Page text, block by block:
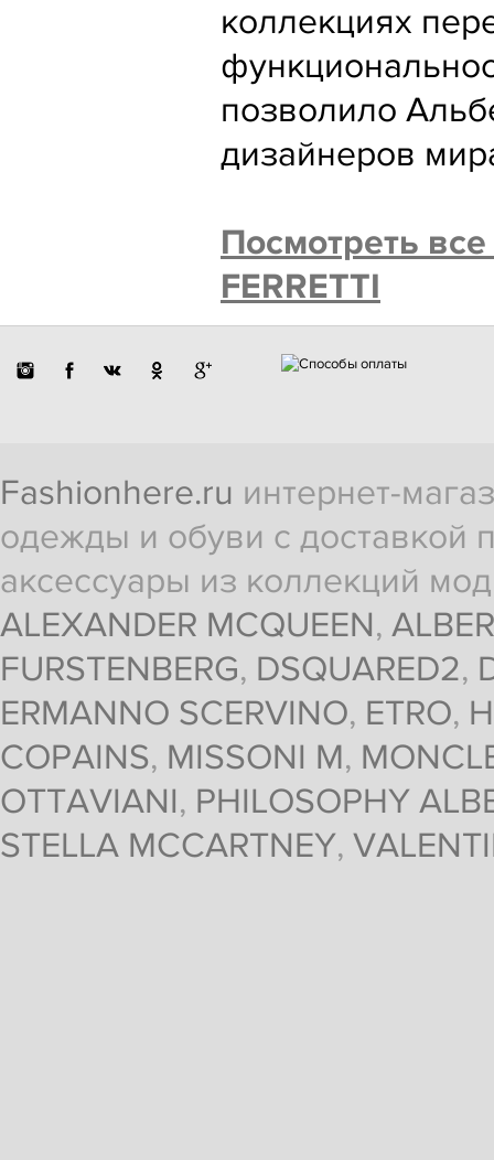
коллекциях
позволило
дизайнеров
Посмотреть
FERRETTI
Fashionhere.ru интернет-
одежды и обуви с доставкой
аксессуары из коллекций
ALEXANDER MCQUEEN,
FURSTENBERG, DSQUARED2,
ERMANNO SCERVINO, ETRO,
COPAINS, MISSONI M,
OTTAVIANI, PHILOSOPHY
STELLA MCCARTNEY,